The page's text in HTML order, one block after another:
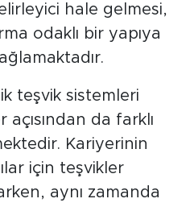
hale gelmesi,
odaklı bir yapıya
teşvik sistemleri
da farklı
Kariyerinin
için teşvikler
aynı zamanda